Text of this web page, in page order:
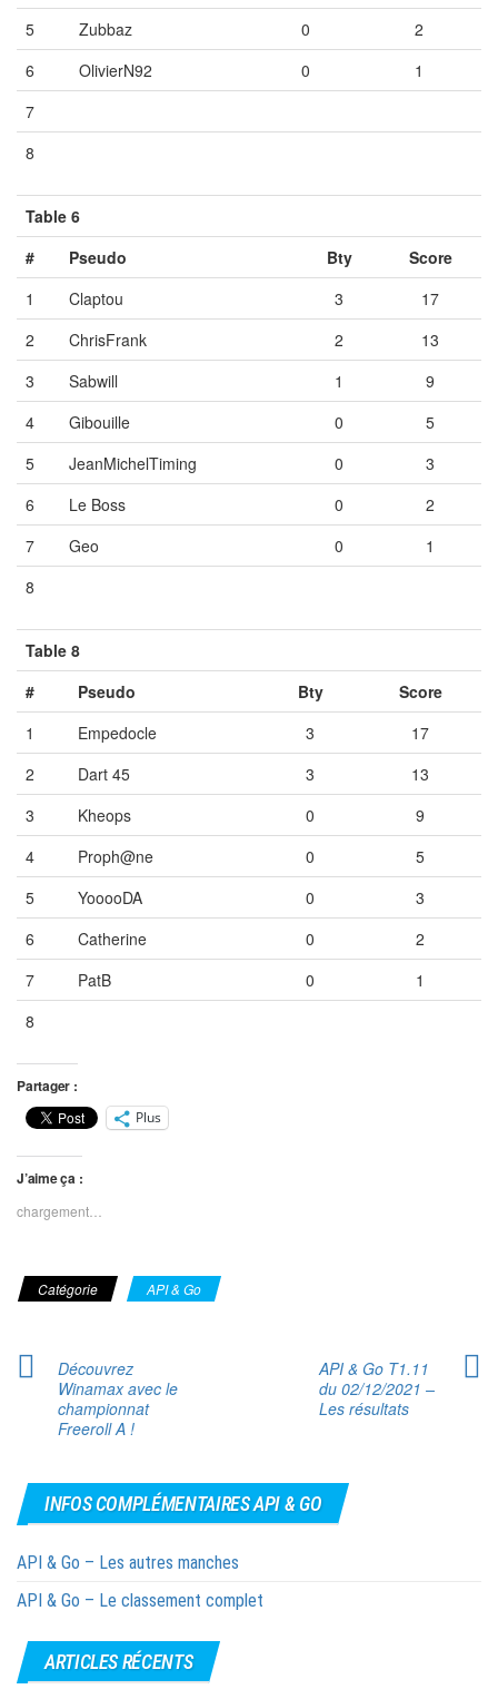
5 Zubbaz 0
2
6
OlivierN92 0
1
7
8
Table 6
#
Pseudo Bty
Score
1
Claptou 3
17
2
ChrisFrank 2
13
3
Sabwill 1
9
4
Gibouille 0
5
5
JeanMichelTiming 0
3
6
Le Boss 0
2
7
Geo 0
1
8
Table 8
#
Pseudo Bty
Score
1
Empedocle 3
17
2
Dart 45 3
13
3
Kheops 0
9
4
Proph@ne 0
5
5
YooooDA 0
3
6
Catherine 0
2
7
PatB 0
1
8
Partager :
Plus
J’aime ça :
chargement…
Catégorie API & Go
Découvrez
Winamax avec le
championnat
Freeroll A !
API & Go T1.11
du 02/12/2021 –
Les résultats
INFOS COMPLÉMENTAIRES API & GO
API & Go – Les autres manches
API & Go – Le classement complet
ARTICLES RÉCENTS